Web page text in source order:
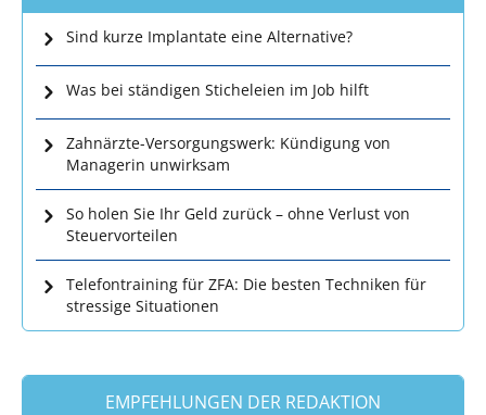
Sind kurze Implantate eine Alternative?
Was bei ständigen Sticheleien im Job hilft
Zahnärzte-Versorgungswerk: Kündigung von
Managerin unwirksam
So holen Sie Ihr Geld zurück – ohne Verlust von
Steuervorteilen
Telefontraining für ZFA: Die besten Techniken für
stressige Situationen
EMPFEHLUNGEN DER REDAKTION